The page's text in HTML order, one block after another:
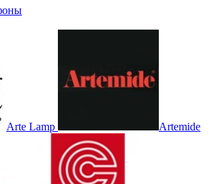
Arte Lamp Artemide